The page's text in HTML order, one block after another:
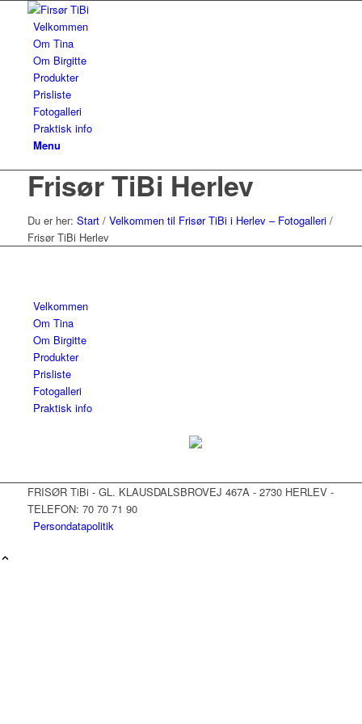
Velkommen
Om Tina
Om Birgitte
Produkter
Prisliste
Fotogalleri
Praktisk info
Menu
Frisør TiBi Herlev
Du er her: Start / Velkommen til Frisør TiBi i Herlev – Fotogalleri /
Frisør TiBi Herlev
Velkommen
Om Tina
Om Birgitte
Produkter
Prisliste
Fotogalleri
Praktisk info
FRISØR TiBi - GL. KLAUSDALSBROVEJ 467A - 2730 HERLEV -
TELEFON: 70 70 71 90
Persondatapolitik